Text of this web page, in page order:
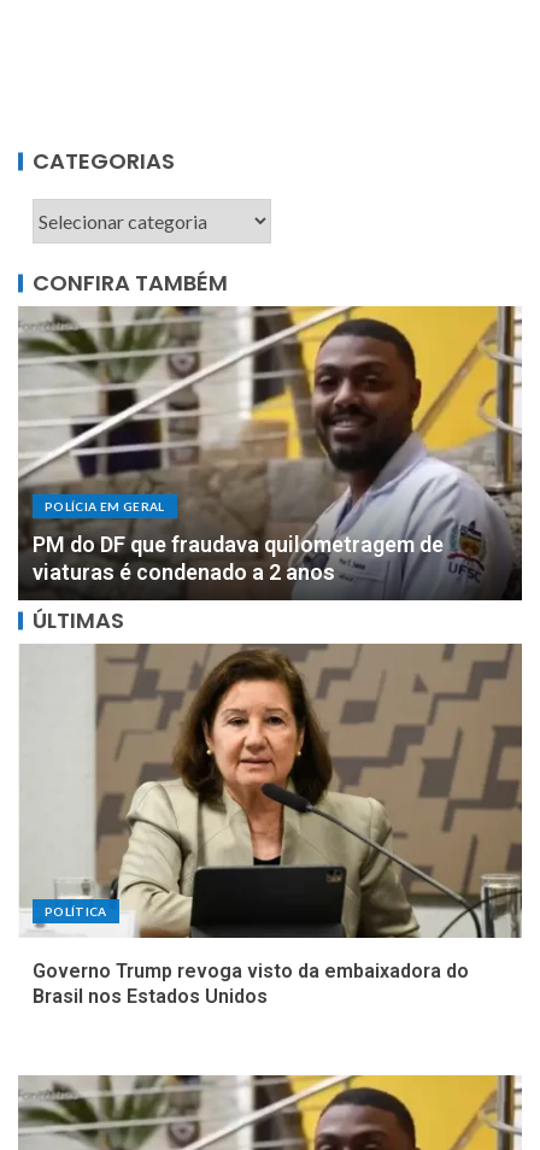
CATEGORIAS
CONFIRA TAMBÉM
POLÍCIA EM GERAL
DOIS MILHÕES: PF apreende R$ 2 milhões com
motorista de parlamentar federal de Rondônia
ÚLTIMAS
POLÍTICA
Governo Trump revoga visto da embaixadora do
Brasil nos Estados Unidos